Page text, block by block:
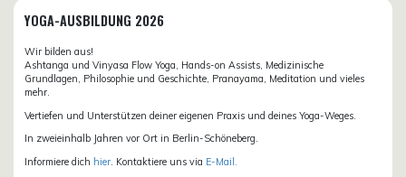
YOGA-AUSBILDUNG 2026
Wir bilden aus!
Ashtanga und Vinyasa Flow Yoga, Hands-on Assists, Medizinische
Grundlagen, Philosophie und Geschichte, Pranayama, Meditation und vieles
mehr.
Vertiefen und Unterstützen deiner eigenen Praxis und deines Yoga-Weges.
In zweieinhalb Jahren vor Ort in Berlin-Schöneberg.
Informiere dich hier . Kontaktiere uns via E-Mail.